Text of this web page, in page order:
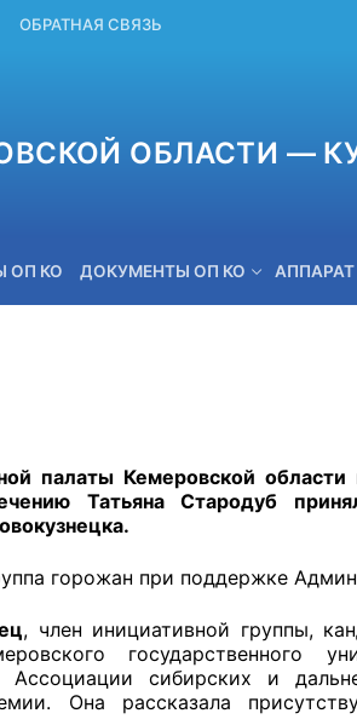
ОБРАТНАЯ СВЯЗЬ
ОБЛАСТИ —
ОП КО ДОКУМЕНТЫ ОП КО
органов
палаты Кемеровской
Татьяна Стародуб
горожан при поддержке
, член инициативной группы,
государственного
сибирских и
Она рассказала